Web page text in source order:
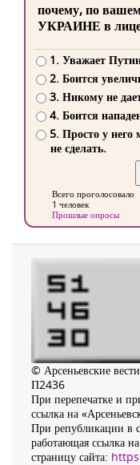
почему, по
УКРАИНЕ в
1. Уважает
2. Боится
3. Никому не
4. Боится
5. Просто у него
не сделать.
Всего проголосовало
1 человек
Прошлые опросы
© Арсеньевские
П2436
При перепечатке и
ссылка на
При републикации в
работающая ссылка
страницу сайта: